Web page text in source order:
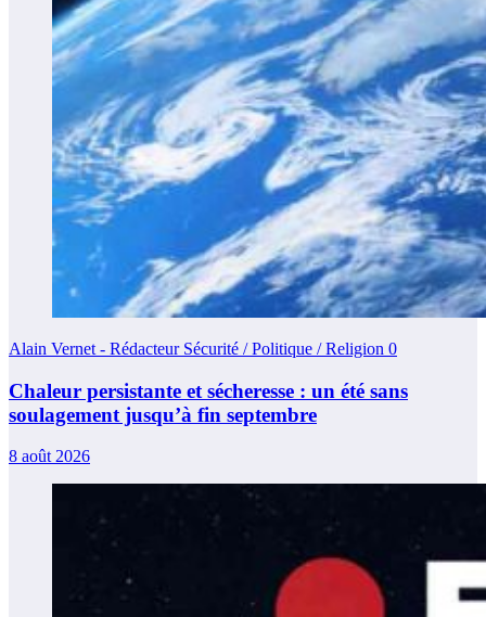
Alain Vernet - Rédacteur Sécurité / Politique / Religion 0
Chaleur persistante et sécheresse : un été sans
soulagement jusqu’à fin septembre
8 août 2026